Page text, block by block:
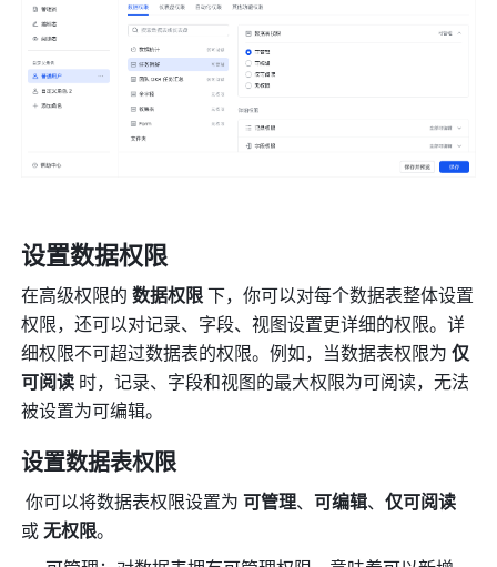
设置数据权限
在高级权限的 数据权限 下，你可以对每个数据表整体设置
权限，还可以对记录、字段、视图设置更详细的权限。详
细权限不可超过数据表的权限。例如，当数据表权限为 仅
可阅读 时，记录、字段和视图的最大权限为可阅读，无法
被设置为可编辑。
设置数据表权限
你可以将数据表权限设置为 可管理、可编辑、仅可阅读
或 无权限。